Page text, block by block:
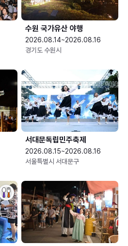
수원 국가유산 야행
2026.08.14~2026.08.16
경기도 수원시
서대문독립민주축제
2026.08.15~2026.08.16
서울특별시 서대문구